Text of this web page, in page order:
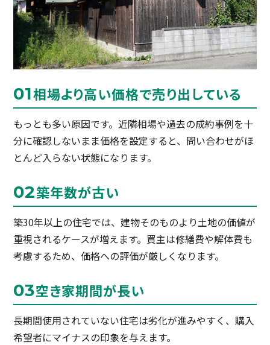
相場より高い価格で売り出している
もっとも多い原因です。近隣相場や過去の成約事例を十
分に確認しないまま価格を設定すると、問い合わせがほ
とんど入らない状態になります。
築年数が古い
築30年以上の住宅では、建物そのものより土地の価値が
重視されるケースが増えます。買主は修繕費や解体費も
考慮するため、価格への評価が厳しくなります。
空き家期間が長い
長期間使用されていない住宅は劣化が進みやすく、購入
希望者にマイナスの印象を与えます。